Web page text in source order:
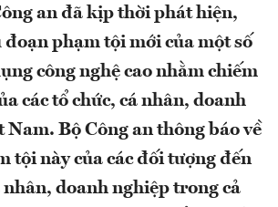
an đã kịp thời phát hiện,
đoạn phạm tội mới của một số
công nghệ cao nhằm chiếm
các tổ chức, cá nhân, doanh
Bộ Công an thông báo về
tội này của các đối tượng đến
nhân, doanh nghiệp trong cả